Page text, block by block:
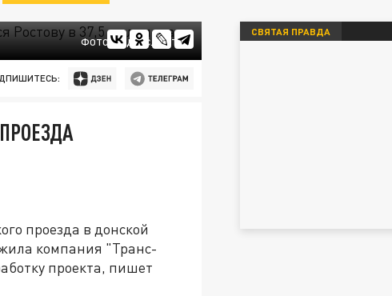
ФОТО: ЯНДЕКС.КАРТЫ
проезда в донской
компания "Транс-
проекта, пишет
СВЯТАЯ ПРАВДА